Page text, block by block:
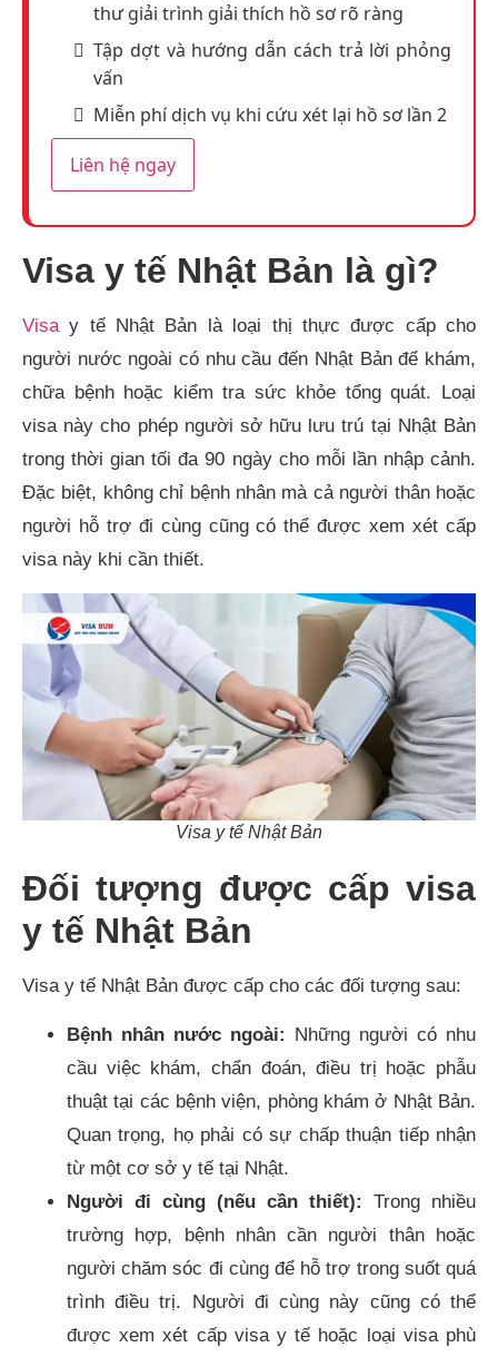
thư giải trình giải thích hồ sơ rõ ràng
Tập dợt và hướng dẫn cách trả lời phỏng
vấn
Miễn phí dịch vụ khi cứu xét lại hồ sơ lần 2
Liên hệ ngay
Visa y tế Nhật Bản là gì?
Visay tế Nhật Bản là loại thị thực được cấp cho
người nước ngoài có nhu cầu đến Nhật Bản để khám,
chữa bệnh hoặc kiểm tra sức khỏe tổng quát. Loại
visa này cho phép người sở hữu lưu trú tại Nhật Bản
trong thời gian tối đa 90 ngày cho mỗi lần nhập cảnh.
Đặc biệt, không chỉ bệnh nhân mà cả người thân hoặc
người hỗ trợ đi cùng cũng có thể được xem xét cấp
visa này khi cần thiết. ​
Visa y tế Nhật Bản
Đối tượng được cấp visa
y tế Nhật Bản
Visa y tế Nhật Bản được cấp cho các đối tượng sau:
Bệnh nhân nước ngoài: Những người có nhu
cầu việc khám, chẩn đoán, điều trị hoặc phẫu
thuật tại các bệnh viện, phòng khám ở Nhật Bản.
Quan trọng, họ phải có sự chấp thuận tiếp nhận
từ một cơ sở y tế tại Nhật.
Người đi cùng (nếu cần thiết):
Trong nhiều
trường hợp, bệnh nhân cần người thân hoặc
người chăm sóc đi cùng để hỗ trợ trong suốt quá
trình điều trị. Người đi cùng này cũng có thể
được xem xét cấp visa y tế hoặc loại visa phù